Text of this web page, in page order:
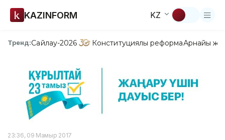
KAZINFORM KZ
Тренд:Сайлау-2026 Конституциялық реформаАрнайы
23:36, 09 Мамыр 2017